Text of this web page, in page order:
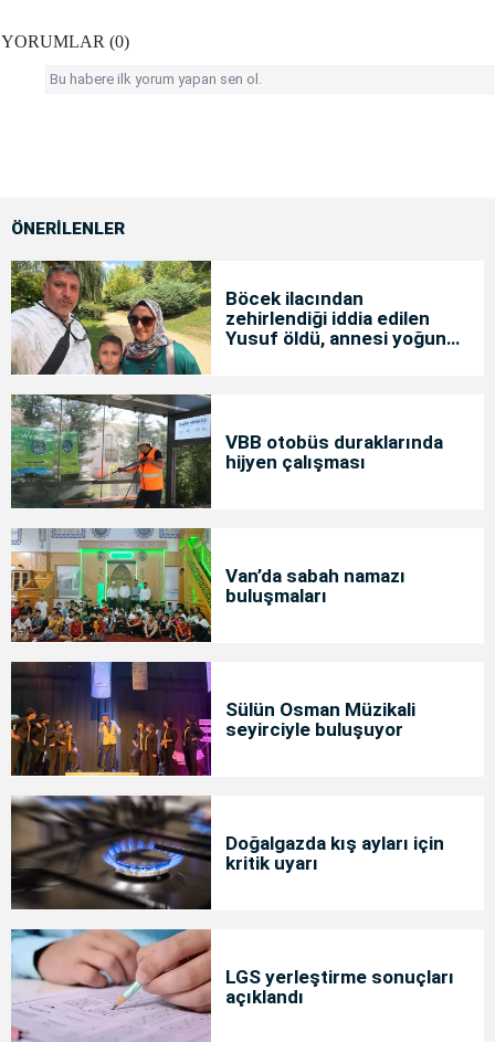
YORUMLAR (0)
Bu habere ilk yorum yapan sen ol.
ÖNERİLENLER
Böcek ilacından
zehirlendiği iddia edilen
Yusuf öldü, annesi yoğun
VBB otobüs duraklarında
hijyen çalışması
Van’da sabah namazı
buluşmaları
Sülün Osman Müzikali
seyirciyle buluşuyor
Doğalgazda kış ayları için
kritik uyarı
LGS yerleştirme sonuçları
açıklandı